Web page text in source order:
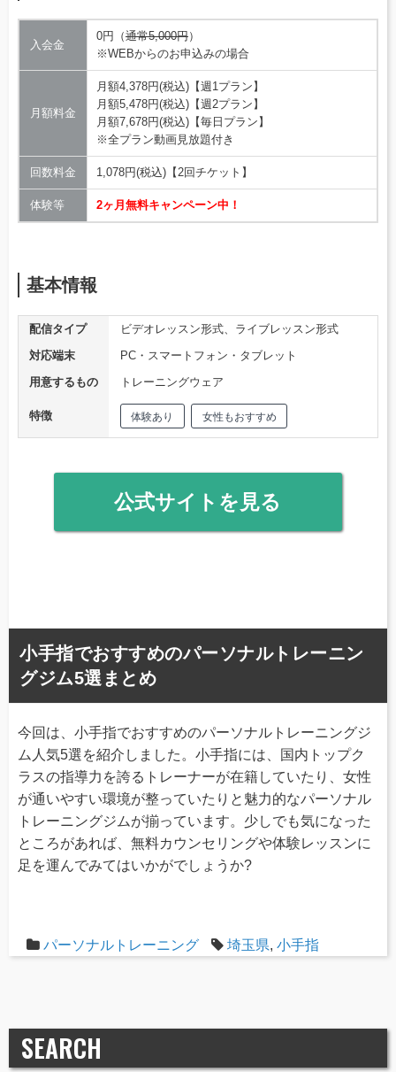
入会金
0円（通常5,000円）
※WEBからのお申込みの場合
月額料金
月額4,378円(税込)【週1プラン】
月額5,478円(税込)【週2プラン】
月額7,678円(税込)【毎日プラン】
※全プラン動画見放題付き
回数料金 1,078円(税込)【2回チケット】
体験等 2ヶ月無料キャンペーン中！
基本情報
配信タイプ
ビデオレッスン形式、ライブレッスン形式
対応端末
PC・スマートフォン・タブレット
用意するもの
トレーニングウェア
特徴 体験あり 女性もおすすめ
公式サイトを見る
小手指でおすすめのパーソナルトレーニン
グジム5選まとめ
今回は、小手指でおすすめのパーソナルトレーニングジ
ム人気5選を紹介しました。小手指には、国内トップク
ラスの指導力を誇るトレーナーが在籍していたり、女性
が通いやすい環境が整っていたりと魅力的なパーソナル
トレーニングジムが揃っています。少しでも気になった
ところがあれば、無料カウンセリングや体験レッスンに
足を運んでみてはいかがでしょうか?
パーソナルトレーニング 埼玉県, 小手指
SEARCH